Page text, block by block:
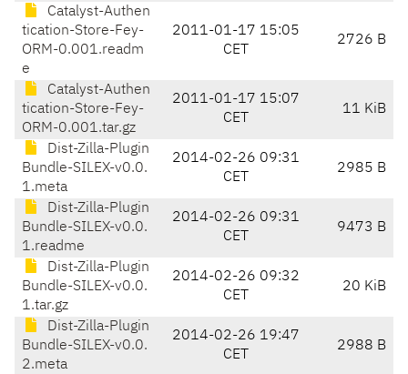
Catalyst-Authen
tication-Store-Fey-
ORM-0.001.readm
e
2011-01-17 15:05
CET
2726 B
Catalyst-Authen
tication-Store-Fey-
ORM-0.001.tar.gz
2011-01-17 15:07
CET
11 KiB
Dist-Zilla-Plugin
Bundle-SILEX-v0.0.
1.meta
2014-02-26 09:31
CET
2985 B
Dist-Zilla-Plugin
Bundle-SILEX-v0.0.
1.readme
2014-02-26 09:31
CET
9473 B
Dist-Zilla-Plugin
Bundle-SILEX-v0.0.
1.tar.gz
2014-02-26 09:32
CET
20 KiB
Dist-Zilla-Plugin
Bundle-SILEX-v0.0.
2.meta
2014-02-26 19:47
CET
2988 B